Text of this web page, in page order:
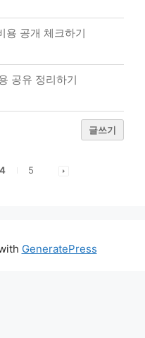
용 공개 체크하기
공유 정리하기
글쓰기
4 5
GeneratePress